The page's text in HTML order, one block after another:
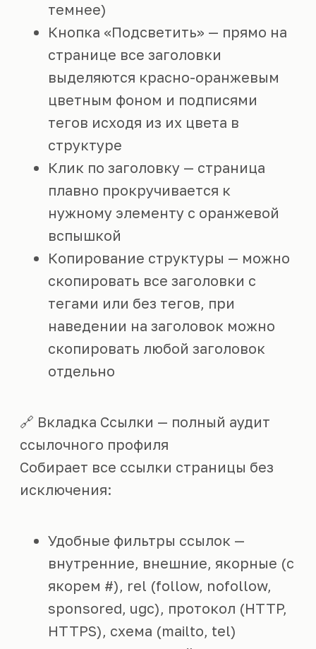
темнее)
Кнопка «Подсветить» — прямо на
странице все заголовки
выделяются красно-оранжевым
цветным фоном и подписями
тегов исходя из их цвета в
структуре
Клик по заголовку — страница
плавно прокручивается к
нужному элементу с оранжевой
вспышкой
Копирование структуры — можно
скопировать все заголовки с
тегами или без тегов, при
наведении на заголовок можно
скопировать любой заголовок
отдельно
🔗 Вкладка Ссылки — полный аудит
ссылочного профиля
Собирает все ссылки страницы без
исключения:
Удобные фильтры ссылок —
внутренние, внешние, якорные (с
якорем #), rel (follow, nofollow,
sponsored, ugc), протокол (HTTP,
HTTPS), схема (mailto, tel)